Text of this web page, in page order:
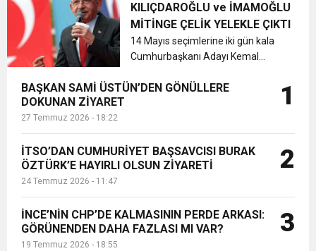
GÖNÜLLERE DOKUNAN ZİYARET
Futbol Turnuvası - Ata Kayıkçı
Sezonu, anlamlı bir protestoya
sahne oldu....
KILIÇDAROĞLU ve İMAMOĞLU
MİTİNGE ÇELİK YELEKLE ÇIKTI
14 Mayıs seçimlerine iki gün kala
Cumhurbaşkanı Adayı Kemal
mitinginde sahneye çelik yelek ve
BAŞKAN SAMİ ÜSTÜN’DEN GÖNÜLLERE
DOKUNAN ZİYARET
27 Temmuz 2026 - 18:22
1
İTSO’DAN CUMHURİYET BAŞSAVCISI BURAK
ÖZTÜRK’E HAYIRLI OLSUN ZİYARETİ
24 Temmuz 2026 - 11:47
2
İNCE’NİN CHP’DE KALMASININ PERDE ARKASI:
GÖRÜNENDEN DAHA FAZLASI MI VAR?
19 Temmuz 2026 - 18:55
3